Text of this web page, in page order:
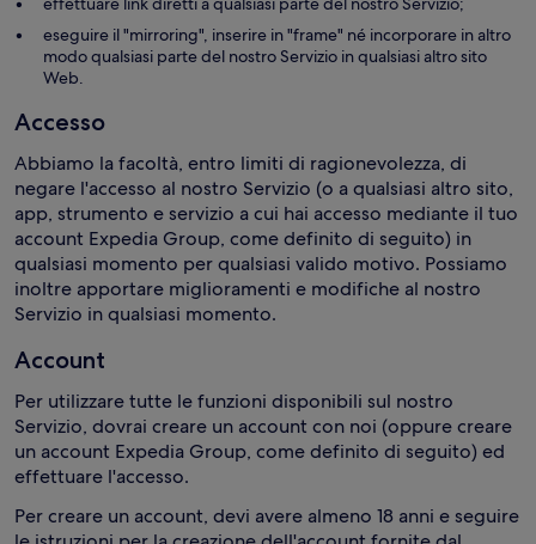
eseguire il "mirroring", inserire in "frame" né incorporare in altro
modo qualsiasi parte del nostro Servizio in qualsiasi altro sito
Web.
Accesso
Abbiamo la facoltà, entro limiti di ragionevolezza, di
negare l'accesso al nostro Servizio (o a qualsiasi altro sito,
app, strumento e servizio a cui hai accesso mediante il tuo
account Expedia Group, come definito di seguito) in
qualsiasi momento per qualsiasi valido motivo. Possiamo
inoltre apportare miglioramenti e modifiche al nostro
Servizio in qualsiasi momento.
Account
Per utilizzare tutte le funzioni disponibili sul nostro
Servizio, dovrai creare un account con noi (oppure creare
un account Expedia Group, come definito di seguito) ed
effettuare l'accesso.
Per creare un account, devi avere almeno 18 anni e seguire